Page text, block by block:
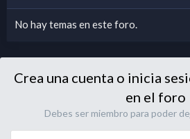
No hay temas en este foro.
Crea una cuenta o inicia
en el foro
Debes ser miembro para poder